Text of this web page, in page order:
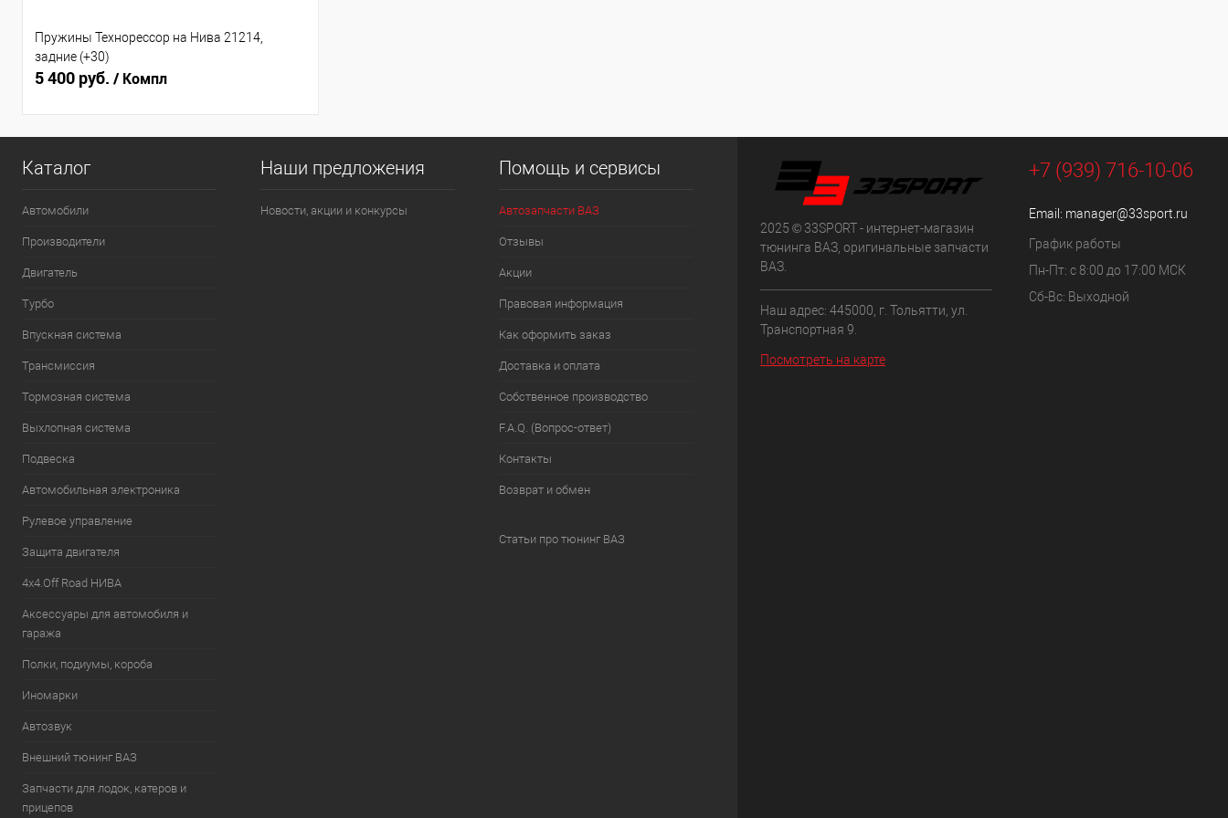
Пружины Технорессор на Нива 21214,
задние (+30)
5 400 руб. / Компл
Каталог
Автомобили
Производители
Двигатель
Турбо
Впускная система
Трансмиссия
Тормозная система
Выхлопная система
Подвеска
Автомобильная электроника
Рулевое управление
Защита двигателя
4х4.Off Road НИВА
Аксессуары для автомобиля и
гаража
Полки, подиумы, короба
Иномарки
Автозвук
Внешний тюнинг ВАЗ
Запчасти для лодок, катеров и
прицепов
Наши предложения
Новости, акции и конкурсы
Помощь и сервисы
Автозапчасти ВАЗ
Отзывы
Акции
Правовая информация
Как оформить заказ
Доставка и оплата
Собственное производство
F.A.Q. (Вопрос-ответ)
Контакты
Возврат и обмен
Статьи про тюнинг ВАЗ
2025 © 33SPORT - интернет-магазин
тюнинга ВАЗ, оригинальные запчасти
ВАЗ.
Наш адрес: 445000, г. Тольятти, ул.
Транспортная 9.
Посмотреть на карте
+7 (939) 716-10-06
Email: manager@33sport.ru
График работы
Пн-Пт: с 8:00 до 17:00 МСК
Сб-Вс: Выходной